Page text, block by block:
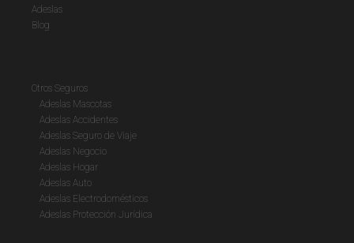
Adeslas
Blog
Otros Seguros
Adeslas Mascotas
Adeslas Accidentes
Adeslas Seguro de Viaje
Adeslas Negocio
Adeslas Hogar
Adeslas Auto
Adeslas Electrodomésticos
Adeslas Protección Jurídica